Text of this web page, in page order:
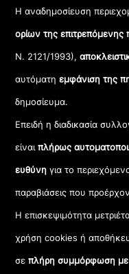
Η αναδημοσίευση
ορίων της
Ν. 2121/1993),
αυτόματηεμφάνιση της
δημοσίευμα.
Επειδή η διαδικασία
είναιπλήρως
ευθύνη για το
παραβιάσεις που
Η επισκεψιμότητα
χρήση cookies ή
σεπλήρη συμμόρφωση με